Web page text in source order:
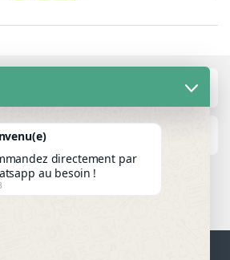
directement par
au besoin !